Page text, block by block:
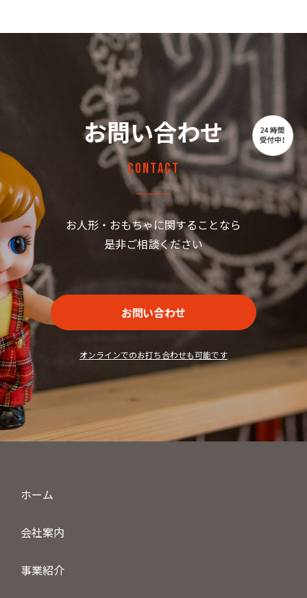
お問い合わせ
Contact
お人形・おもちゃに関することなら
是非ご相談ください
お問い合わせ
オンラインでのお打ち合わせも可能です
ホーム
会社案内
事業紹介